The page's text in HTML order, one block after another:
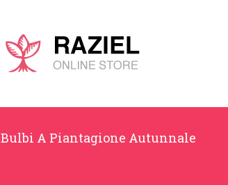
Bulbi A Piantagione Autunnale